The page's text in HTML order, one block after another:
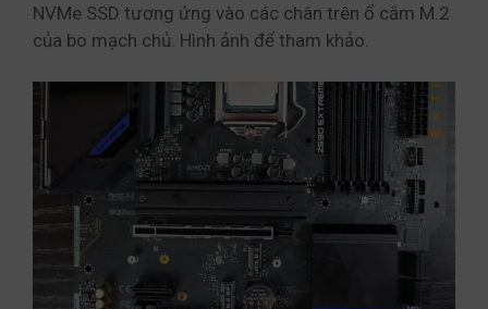
NVMe SSD tương ứng vào các chân trên ổ cắm M.2
của bo mạch chủ. Hình ảnh để tham khảo.